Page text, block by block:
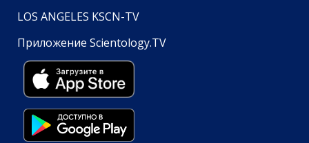
LOS ANGELES KSCN-TV
Приложение Scientology.TV